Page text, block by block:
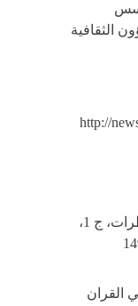
الأسس
الثقافية
http://
لطفي المنفلوطي (1913)، النظرات، ج 1،
القران